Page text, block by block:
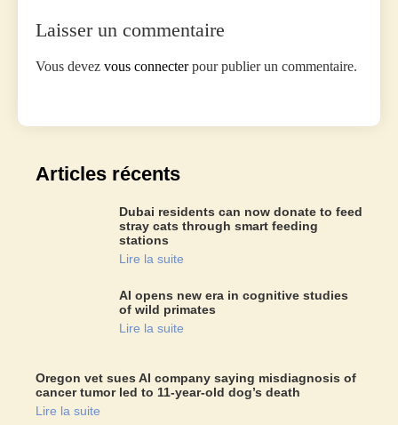
Laisser un commentaire
Vous devez vous connecterpour publier un commentaire.
Articles récents
Dubai residents can now donate to feed
stray cats through smart feeding
stations
Lire la suite
AI opens new era in cognitive studies
of wild primates
Lire la suite
Oregon vet sues AI company saying misdiagnosis of
cancer tumor led to 11-year-old dog’s death
Lire la suite